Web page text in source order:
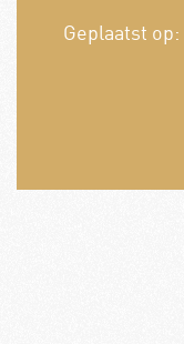
Geplaatst op: